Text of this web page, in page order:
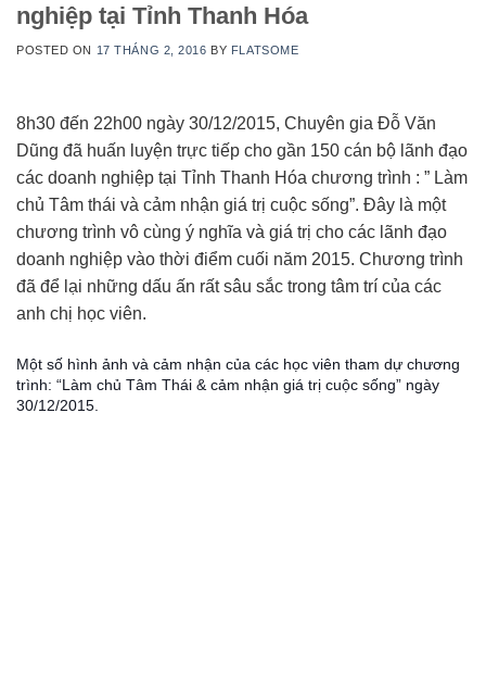
nghiệp tại Tỉnh Thanh Hóa
POSTED ON 17 THÁNG 2, 2016 BY FLATSOME
8h30 đến 22h00 ngày 30/12/2015, Chuyên gia Đỗ Văn
Dũng đã huấn luyện trực tiếp cho gần 150 cán bộ lãnh đạo
các doanh nghiệp tại Tỉnh Thanh Hóa chương trình : ” Làm
chủ Tâm thái và cảm nhận giá trị cuộc sống”. Đây là một
chương trình vô cùng ý nghĩa và giá trị cho các lãnh đạo
doanh nghiệp vào thời điểm cuối năm 2015. Chương trình
đã để lại những dấu ấn rất sâu sắc trong tâm trí của các
anh chị học viên.
Một số hình ảnh và cảm nhận của các học viên tham dự chương
trình: “Làm chủ Tâm Thái & cảm nhận giá trị cuộc sống” ngày
30/12/2015.